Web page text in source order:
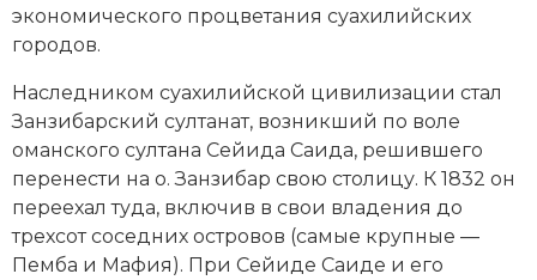
экономического процветания суахилийских
городов.
Наследником суахилийской цивилизации стал
Занзибарский султанат, возникший по воле
оманского султана Сейида Саида, решившего
перенести на о. Занзибар свою столицу. К 1832 он
переехал туда, включив в свои владения до
трехсот соседних островов (самые крупные —
Пемба и Мафия). При Сейиде Саиде и его